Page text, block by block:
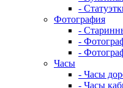
-
Фотография
-
-
-
Часы
- Часы
- Часы